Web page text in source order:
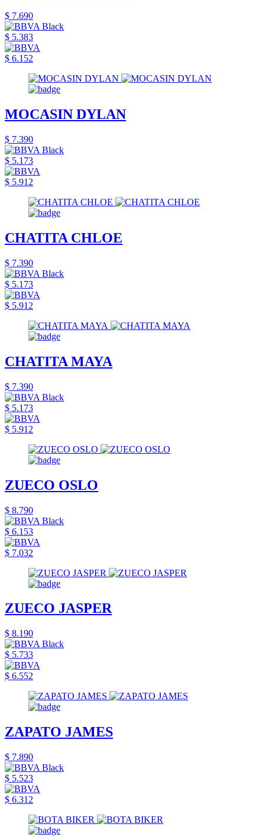
$ 7.690
$ 5.383
$ 6.152
MOCASIN DYLAN
$ 7.390
$ 5.173
$ 5.912
CHATITA CHLOE
$ 7.390
$ 5.173
$ 5.912
CHATITA MAYA
$ 7.390
$ 5.173
$ 5.912
ZUECO OSLO
$ 8.790
$ 6.153
$ 7.032
ZUECO JASPER
$ 8.190
$ 5.733
$ 6.552
ZAPATO JAMES
$ 7.890
$ 5.523
$ 6.312